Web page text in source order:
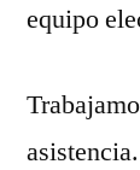
equipo